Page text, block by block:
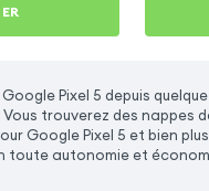
Pixel 5 depuis
trouverez des nappes
Google Pixel 5 et bien
toute autonomie et